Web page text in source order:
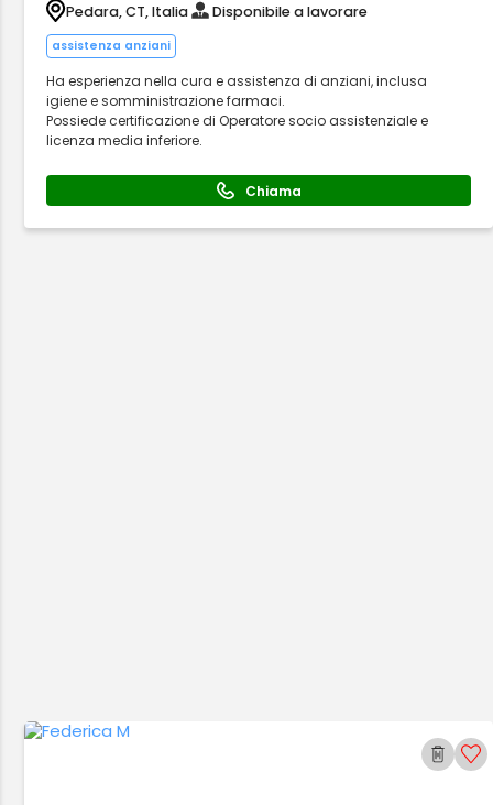
Pedara, CT, Italia Disponibile a lavorare
assistenza anziani
Ha esperienza nella cura e assistenza di anziani, inclusa
igiene e somministrazione farmaci.
Possiede certificazione di Operatore socio assistenziale e
licenza media inferiore.
Chiama